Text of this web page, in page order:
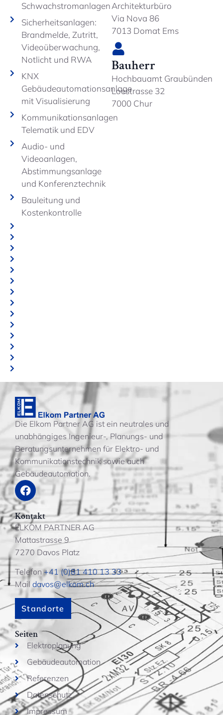
Schwachstromanlagen
Sicherheitsanlagen:
Brandmelde, Zutritt,
Videoüberwachung,
Notlicht und RWA
KNX
Gebäudeautomationsanlage
mit Visualisierung
Kommunikationsanlagen
Telematik und EDV
Audio- und
Videoanlagen,
Abstimmungsanlage
und Konferenztechnik
Bauleitung und
Kostenkontrolle
Architekturbüro
Via Nova 86
7013 Domat Ems
Bauherr
Hochbauamt Graubünden
Loestrasse 32
7000 Chur
Die Elkom Partner AG ist ein neutrales und
unabhängiges Ingenieur-, Planungs- und
Beratungsunternehmen für Elektro- und
Kommunikationstechnik sowie auch
Gebäudeautomation.
Kontakt
ELKOM PARTNER AG
Mattastrasse 9
7270 Davos Platz
Telefon+41 (0)81 410 13 33
Mail davos@elkom.ch
Standorte
Seiten
Elektroplanung
Gebäudeautomation
Referenzen
Datenschutz
Impressum